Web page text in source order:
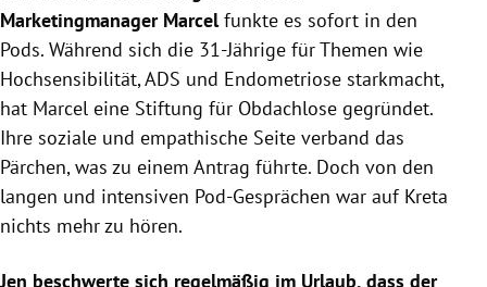
Marketingmanager Marcelfunkte es sofort in den
Pods. Während sich die 31-Jährige für Themen wie
Hochsensibilität, ADS und Endometriose starkmacht,
hat Marcel eine Stiftung für Obdachlose gegründet.
Ihre soziale und empathische Seite verband das
Pärchen, was zu einem Antrag führte. Doch von den
langen und intensiven Pod-Gesprächen war auf Kreta
nichts mehr zu hören.
Jen beschwerte sich regelmäßig im Urlaub, dass der